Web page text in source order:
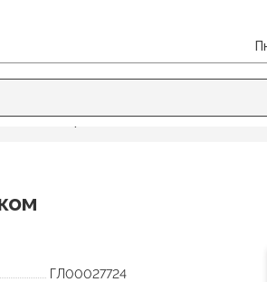
Ранец ArtSpace School Friend Kittens
ГЛ00027724